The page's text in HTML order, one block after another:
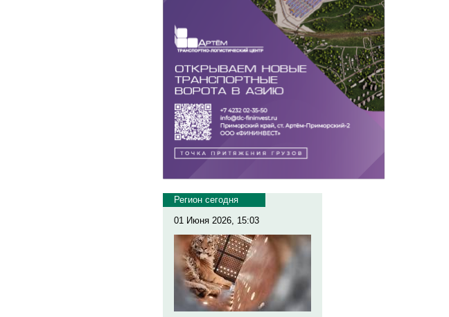
Регион сегодня
01 Июня 2026, 15:03